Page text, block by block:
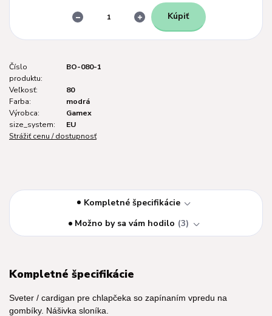
Kúpiť
Číslo
produktu:
BO-080-1
Veľkosť:
80
Farba:
modrá
Výrobca:
Gamex
size_system:
EU
Strážiť cenu / dostupnosť
Kompletné špecifikácie
Možno by sa vám hodilo 3
Kompletné špecifikácie
Sveter / cardigan pre chlapčeka so zapínaním vpredu na
gombíky. Nášivka sloníka.